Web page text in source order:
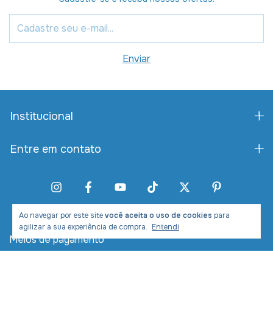
Ao navegar por este sitevocê aceita o uso de cookies para
agilizar a sua experiência de compra. Entendi
Institucional
Entre em contato
Meios de pagamento